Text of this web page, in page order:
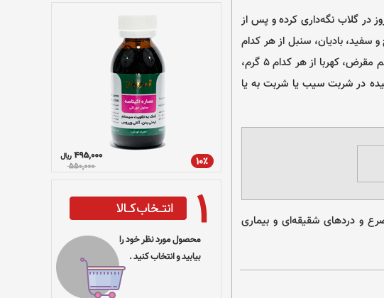
سه روز در گلاب نگه‌داری کرده و پس از
خرفه از هر کدام 25 گرم، صندل سرخ و سفید، بادیان، سنبل از هر کدام
10 گرم، تخم گشنیز، بهمن سرخ و سفید، دارچین، طباشیر، پوست نارنج، ابریشم مقرض، کهربا از هر کدام 5 گرم،
همه داروها را نرم ساییده در شربت سیب یا شربت به یا
و دردهای شقیقه‌ای و بیماری